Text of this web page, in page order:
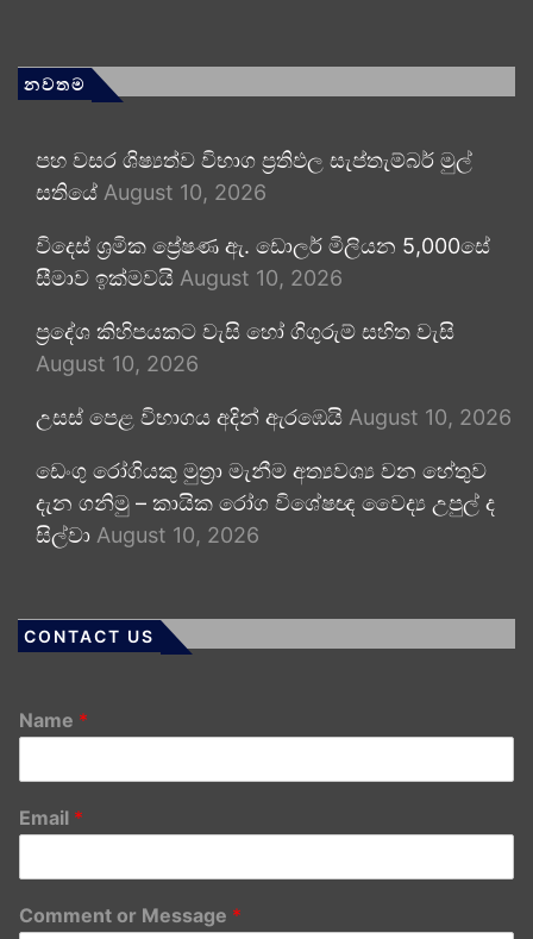
නවතම
පහ වසර ශිෂ්‍යත්ව විභාග ප්‍රතිඵල සැප්තැම්බර් මුල්
සතියේ August 10, 2026
විදෙස් ශ්‍රමික ප්‍රේෂණ ඇ. ඩොලර් මිලියන 5,000සේ
සීමාව ඉක්මවයි August 10, 2026
ප්‍රදේශ කිහිපයකට වැසි හෝ ගිගුරුම් සහිත වැසි
August 10, 2026
උසස් පෙළ විභාගය අදින් ඇරඹෙයි August 10, 2026
ඩෙංගු රෝගියකු ⁣මුත්‍රා මැනීම අත්‍යවශ්‍ය වන හේතුව
දැන ගනිමු – කායික රෝග විශේෂඥ වෛද්‍ය උපුල් ද
සිල්වා August 10, 2026
CONTACT US
Name *
Email *
Comment or Message *